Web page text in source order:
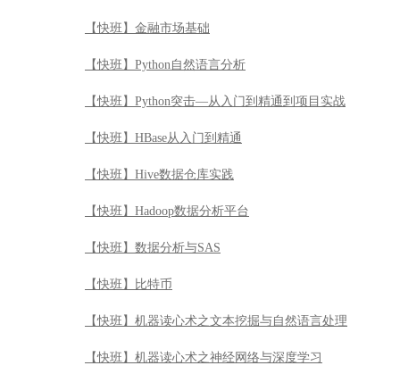
【快班】金融市场基础
【快班】Python自然语言分析
【快班】Python突击—从入门到精通到项目实战
【快班】HBase从入门到精通
【快班】Hive数据仓库实践
【快班】Hadoop数据分析平台
【快班】数据分析与SAS
【快班】比特币
【快班】机器读心术之文本挖掘与自然语言处理
【快班】机器读心术之神经网络与深度学习